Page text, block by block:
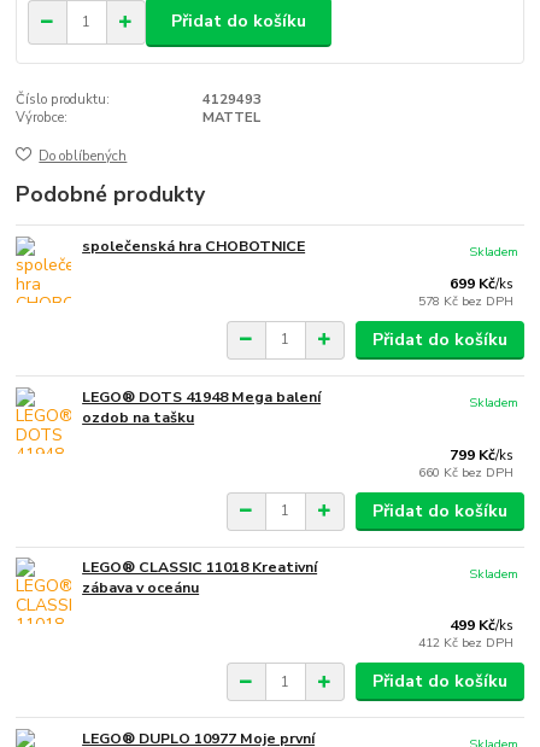
Přidat do košíku
Číslo produktu:
4129493
Výrobce:
MATTEL
Do oblíbených
Podobné produkty
společenská hra CHOBOTNICE
699 Kč/ks
578 Kč bez DPH
Skladem
Přidat do košíku
LEGO® DOTS 41948 Mega balení
ozdob na tašku
799 Kč/ks
660 Kč bez DPH
Skladem
Přidat do košíku
LEGO® CLASSIC 11018 Kreativní
zábava v oceánu
499 Kč/ks
412 Kč bez DPH
Skladem
Přidat do košíku
LEGO® DUPLO 10977 Moje první